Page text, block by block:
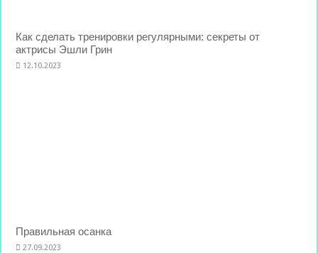
Как сделать тренировки регулярными: секреты от
актрисы Эшли Грин
12.10.2023
Правильная осанка
27.09.2023